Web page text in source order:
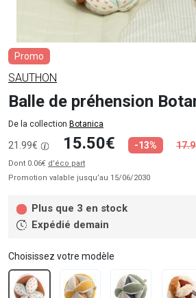
Promo
SAUTHON
Balle de préhension
De la collection Botanica
21.99€ 15.50€ -13%
Dont 0.06€ d’éco part
Promotion valable jusqu’au 15/06/2030
Plus que 3 en stock
Expédié demain
Choisissez votre modèle